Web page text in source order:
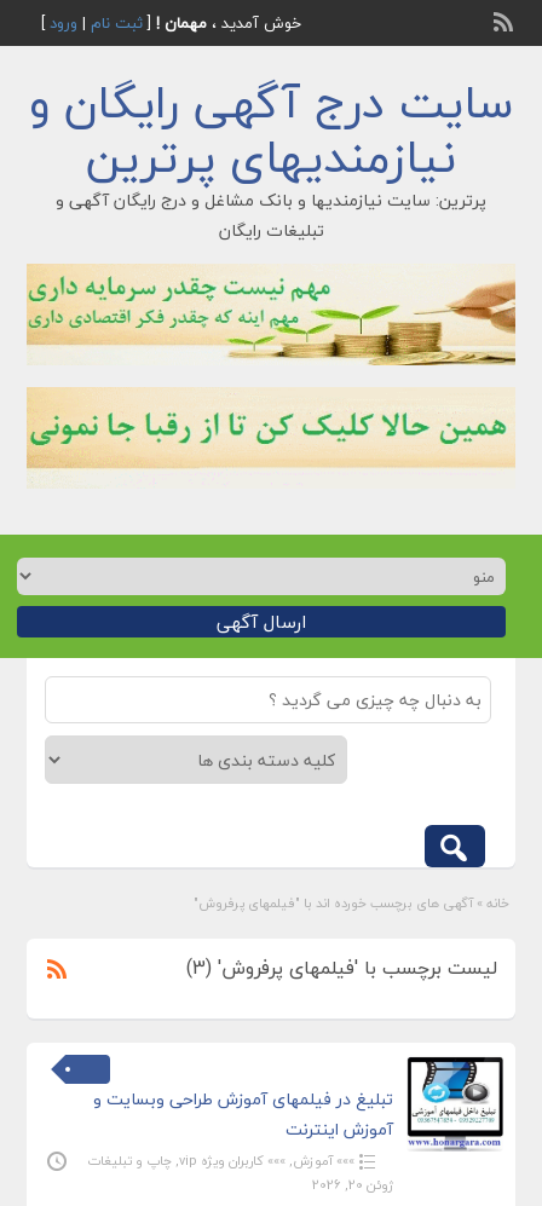
خوش آمدید ، مهمان ![ثبت نام | ورود]
سایت درج آگهی رایگان و
نیازمندیهای پرترین
پرترین: سایت نیازمندیها و بانک مشاغل و درج رایگان آگهی و
تبلیغات رایگان
ارسال آگهی
خانه » آگهی های برچسب خورده اند با "فیلمهای پرفروش"
لیست برچسب با 'فیلمهای پرفروش' (3)
تبلیغ در فیلمهای آموزش طراحی وبسایت و
آموزش اینترنت
»»» آموزش, »»» کاربران ویژه vip , چاپ و تبلیغات
ژوئن 20, 2026